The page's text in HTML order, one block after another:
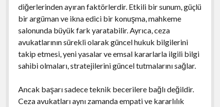
diğerlerinden ayıran faktörlerdir. Etkili bir sunum, güçlü
bir argüman ve ikna edici bir konuşma, mahkeme
salonunda büyük fark yaratabilir. Ayrıca, ceza
avukatlarının sürekli olarak güncel hukuk bilgilerini
takip etmesi, yeni yasalar ve emsal kararlarla ilgili bilgi
sahibi olmaları, stratejilerini güncel tutmalarını sağlar.
Ancak başarı sadece teknik becerilere bağlı değildir.
Ceza avukatları aynı zamanda empati ve kararlılık